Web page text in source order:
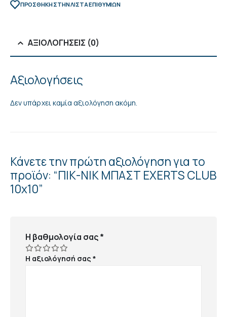
ΠΡΌΣΘΉΚΗ ΣΤΗΝ ΛΊΣΤΑ ΕΠΙΘΥΜΙΏΝ
ΑΞΙΟΛΟΓΉΣΕΙΣ (0)
Αξιολογήσεις
Δεν υπάρχει καμία αξιολόγηση ακόμη.
Κάνετε την πρώτη αξιολόγηση για το
προϊόν: “ΠΙΚ-ΝΙΚ ΜΠΑΣΤ EXERTS CLUB
10χ10”
Η βαθμολογία σας*
Η αξιολόγησή σας*